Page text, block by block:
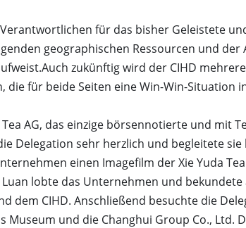
für das bisher Geleistete
geographischen Ressourcen und
zukünftig wird der CIHD
für beide Seiten eine Win-Win-Situation
AG, das einzige börsennotierte und mit
Delegation sehr herzlich und begleitete sie
einen Imagefilm der Xie Yuda
lobte das Unternehmen und
dem CIHD. Anschließend besuchte die
Museum und die Changhui Group Co., Ltd.